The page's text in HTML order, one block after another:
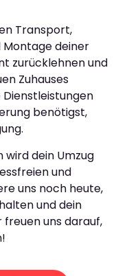
Transport,
deiner
zurücklehnen und
Zuhauses
Dienstleistungen
benötigst,
wird dein Umzug
und
uns noch heute,
und dein
freuen uns darauf,